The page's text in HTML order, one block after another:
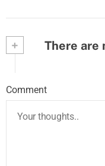
+ There are
Comment